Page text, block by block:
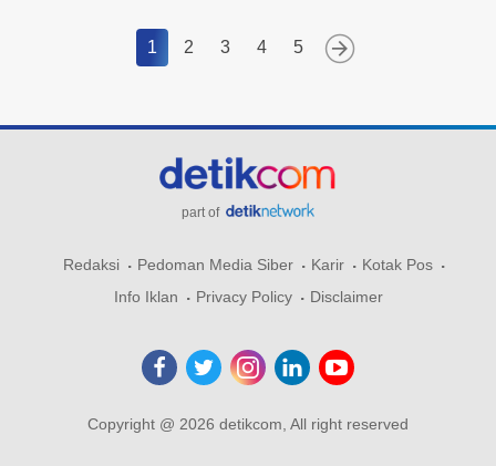
1 2 3 4 5
part of
Redaksi Pedoman Media Siber Karir
Kotak Pos
Info Iklan
Privacy Policy Disclaimer
Copyright @ 2026 detikcom, All right reserved